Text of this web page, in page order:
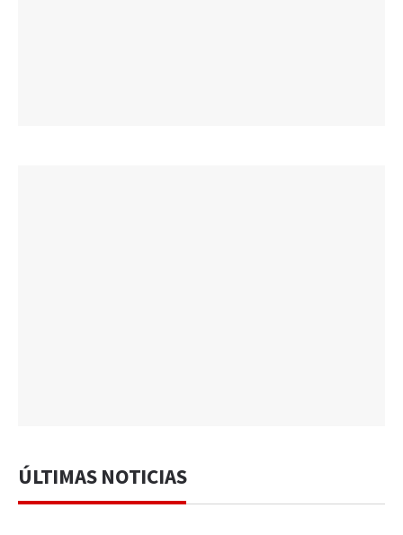
ÚLTIMAS NOTICIAS